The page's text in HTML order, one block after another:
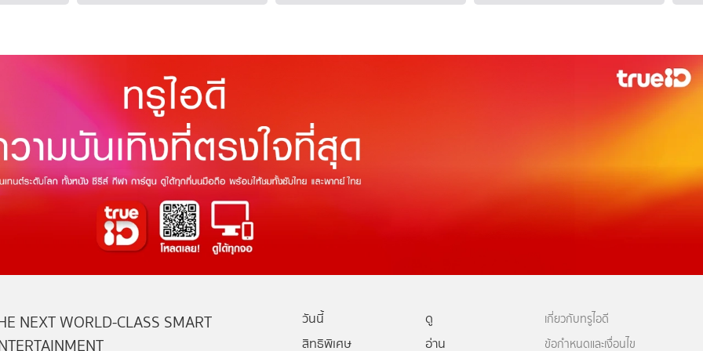
NEXT WORLD-CLASS SMART
วันนี้
ดู
สิทธิพิเศษ
อ่าน
เกี่ยวกับทรูไอดี
ข้อกำหนดและเงื่อนไข